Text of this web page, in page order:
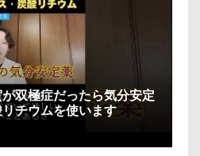
双極症だったら気分安定
チウムを使います